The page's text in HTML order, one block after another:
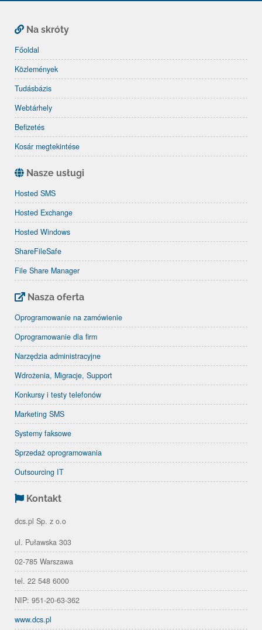
Na skróty
Főoldal
Közlemények
Tudásbázis
Webtárhely
Befizetés
Kosár megtekintése
Nasze usługi
Hosted SMS
Hosted Exchange
Hosted Windows
ShareFileSafe
File Share Manager
Nasza oferta
Oprogramowanie na zamówienie
Oprogramowanie dla firm
Narzędzia administracyjne
Wdrożenia, Migracje, Support
Konkursy i testy telefonów
Marketing SMS
Systemy faksowe
Sprzedaż oprogramowania
Outsourcing IT
Kontakt
dcs.pl Sp. z o.o
ul. Puławska 303
02-785 Warszawa
tel. 22 548 6000
NIP: 951-20-63-362
www.dcs.pl